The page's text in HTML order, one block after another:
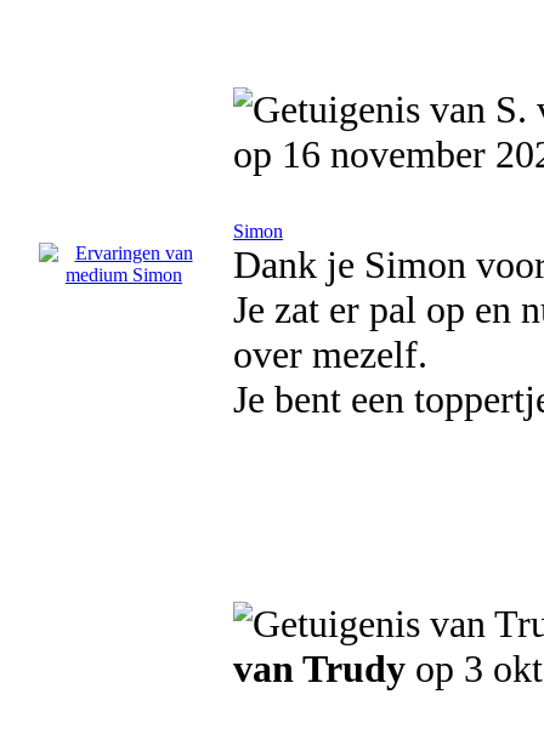
op 16 november
Simon
Dank je Simon
Je zat er pal op en
over mezelf.
Je bent een
van Trudy op 3